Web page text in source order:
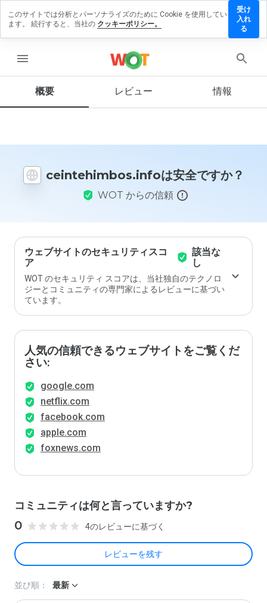
menu
概要 レビュー 情報
ceintehimbos.infoは安全ですか？
WOT からの信頼
ウェブサイトのセキュリティスコ
ア
該当な
し
WOT のセキュリティ スコアは、当社独自のテクノロ
ジーとコミュニティの専門家によるレビューに基づい
ています。
人気の信頼できるウェブサイトをご覧くだ
さい:
google.com
netflix.com
facebook.com
apple.com
foxnews.com
コミュニティは何と言っていますか?
0 4のレビューに基づく
レビューを残す
ューを残
この
イト
から
価し
ます
か？
並び順： 最新
このサイトでは分析とパーソナライズのために Cookie を使用してい
ます。 続行すると、当社の クッキーポリシー。
受け
入れ
る